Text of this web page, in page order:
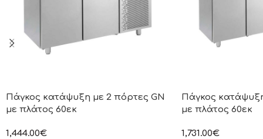
Πάγκος κατάψυξη με 2 πόρτες GN
με πλάτος 60εκ
1,444.00€
Πάγκος
με πλάτος 60εκ
1,731.00€